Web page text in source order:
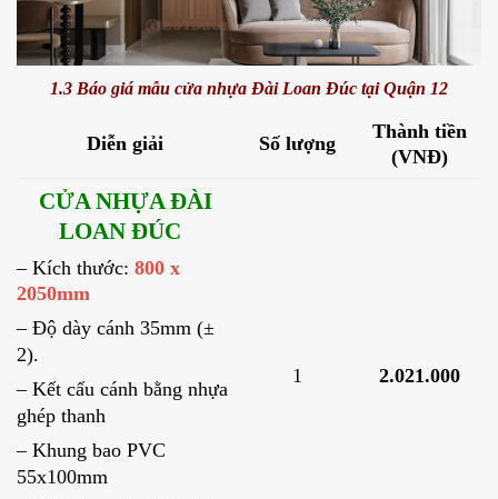
1.3 Báo giá mẫu cửa nhựa Đài Loan Đúc tại Quận 12
Diễn giải Số lượng
Thành tiền
(VNĐ)
CỬA NHỰA ĐÀI
LOAN ĐÚC
– Kích thước: 800 x
2050mm
– Độ dày cánh 35mm (±
2).
– Kết cấu cánh bằng nhựa
ghép thanh
– Khung bao PVC
55x100mm
1 2.021.000